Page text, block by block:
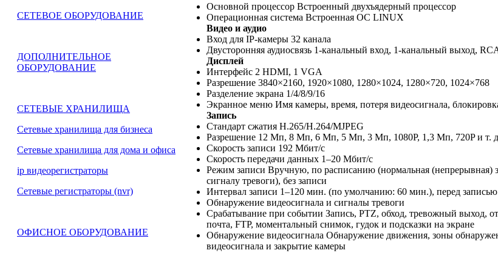
СЕТЕВОЕ ОБОРУДОВАНИЕ
ДОПОЛНИТЕЛЬНОЕ
ОБОРУДОВАНИЕ
СЕТЕВЫЕ ХРАНИЛИЩА
Сетевые хранилища для бизнеса
Сетевые хранилища для дома и офиса
ip видеорегистраторы
Сетевые регистраторы (nvr)
ОФИСНОЕ ОБОРУДОВАНИЕ
Основной процессор Встроенный двухъядерный процессор
Операционная система Встроенная ОС LINUX
Видео и аудио
Вход для IP-камеры 32 канала
Двусторонняя аудиосвязь 1-канальный вход, 1-канальный выход,
Дисплей
Интерфейс 2 HDMI, 1 VGA
Разрешение 3840×2160, 1920×1080, 1280×1024, 1280×720, 1024×768
Разделение экрана 1/4/8/9/16
Экранное меню Имя камеры, время, потеря видеосигнала,
Запись
Стандарт сжатия H.265/H.264/MJPEG
Разрешение 12 Мп, 8 Мп, 6 Мп, 5 Мп, 3 Мп, 1080P, 1,3 Мп, 720P и т.
Скорость записи 192 Мбит/с
Скорость передачи данных 1–20 Мбит/с
Режим записи Вручную, по расписанию (нормальная (непрерывная)
сигналу тревоги), без записи
Интервал записи 1–120 мин. (по умолчанию: 60 мин.), перед
Обнаружение видеосигнала и сигналы тревоги
Срабатывание при событии Запись, PTZ, обход, тревожный выход,
почта, FTP, моментальный снимок, гудок и подсказки на экране
Обнаружение видеосигнала Обнаружение движения, зоны
видеосигнала и закрытие камеры